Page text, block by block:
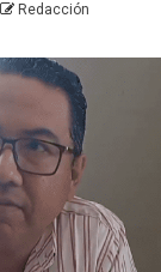
Redacción